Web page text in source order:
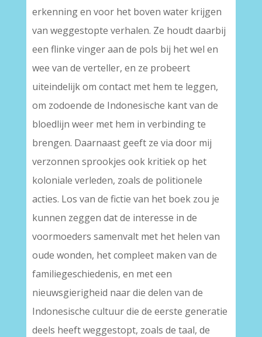
erkenning en voor het boven water krijgen
van weggestopte verhalen. Ze houdt daarbij
een flinke vinger aan de pols bij het wel en
wee van de verteller, en ze probeert
uiteindelijk om contact met hem te leggen,
om zodoende de Indonesische kant van de
bloedlijn weer met hem in verbinding te
brengen. Daarnaast geeft ze via door mij
verzonnen sprookjes ook kritiek op het
koloniale verleden, zoals de politionele
acties. Los van de fictie van het boek zou je
kunnen zeggen dat de interesse in de
voormoeders samenvalt met het helen van
oude wonden, het compleet maken van de
familiegeschiedenis, en met een
nieuwsgierigheid naar die delen van de
Indonesische cultuur die de eerste generatie
deels heeft weggestopt, zoals de taal, de